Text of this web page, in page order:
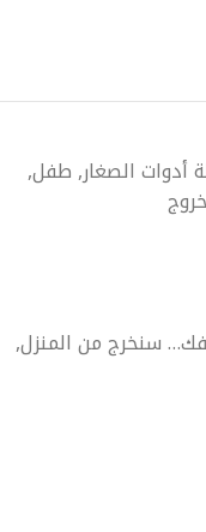
أدوات الصغار,طفل,
سنخرج من المنزل,